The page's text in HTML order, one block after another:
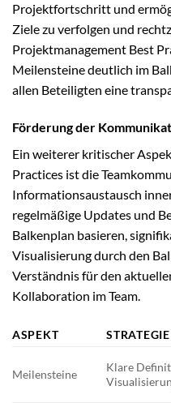
Projektfortschritt und
Ziele zu verfolgen und
Projektmanagement Best
Meilensteine deutlich im
allen Beteiligten eine
Förderung der
Ein weiterer kritischer
Practices ist die
Informationsaustausch
regelmäßige Updates und
Balkenplan basieren,
Visualisierung durch den
Verständnis für den
Kollaboration im Team.
ASPEKT STRATEGIE
Meilensteine
Klare